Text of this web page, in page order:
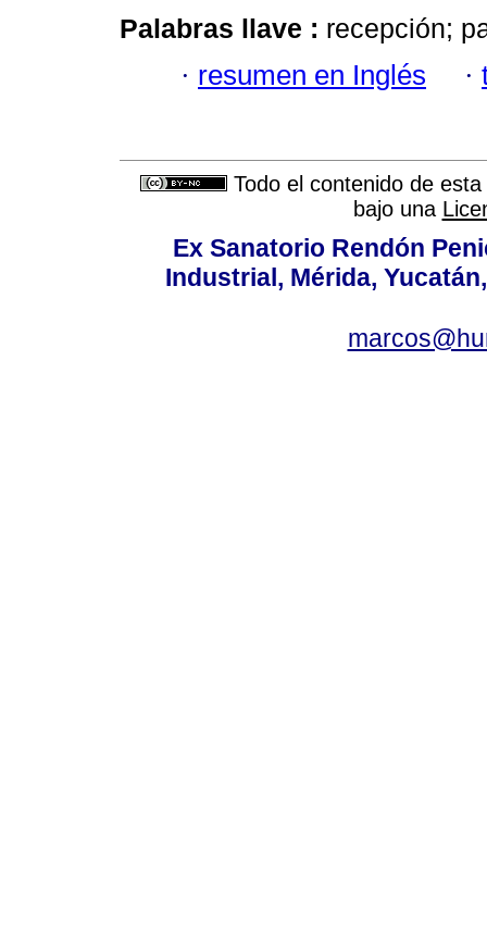
Palabras llave : recepción;
· resumen en Inglés ·
Todo el contenido de
bajo una
Ex Sanatorio Rendón
Industrial, Mérida,